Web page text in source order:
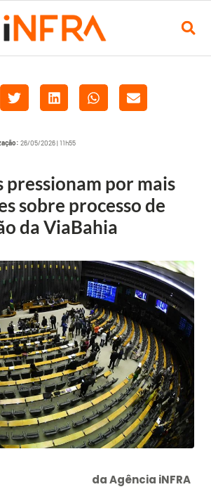
26/05/2026 | 11h55
pressionam por mais
sobre processo de
da ViaBahia
da Agência iNFRA